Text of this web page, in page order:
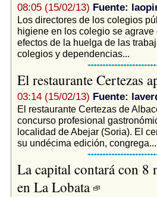
08:05 (15/02/13) Fuente:
Los directores de los colegios
higiene en los colegio se
efectos de la huelga de las
colegios y dependencias...
El restaurante Certezas
03:14 (15/02/13) Fuente:
El restaurante Certezas de
concurso profesional
localidad de Abejar (Soria). El
su undécima edición, congrega...
La capital contará con 8
en La Lobata